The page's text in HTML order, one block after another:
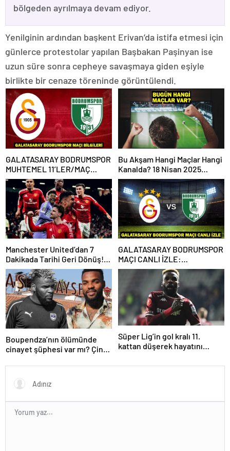
bölgeden ayrılmaya devam ediyor.
Yenilginin ardından başkent Erivan’da istifa etmesi için
günlerce protestolar yapılan Başbakan Paşinyan ise
uzun süre sonra cepheye savaşmaya giden eşiyle
birlikte bir cenaze töreninde görüntülendi.
GALATASARAY BODRUMSPOR
MUHTEMEL 11’LER/MAÇ
KADROSU! Galatasaray
Bodrumspor maçı hangi
kanalda, saat kaçta?
Bu Akşam Hangi Maçlar Hangi
Kanalda? 18 Nisan 2025
Günün Karşılaşmaları
Manchester United’dan 7
Dakikada Tarihi Geri Dönüş!
UEFA Avrupa Ligi’nde Yarı
Finalde
GALATASARAY BODRUMSPOR
MAÇI CANLI İZLE:
Galatasaray Bodrumspor
maçı şifresiz mi?
Boupendza’nın ölümünde
cinayet şüphesi var mı? Çin
Süper Lig’in gol kralı 11.
kattan düşerek hayatını